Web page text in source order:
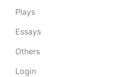
Plays
Essays
Others
Login